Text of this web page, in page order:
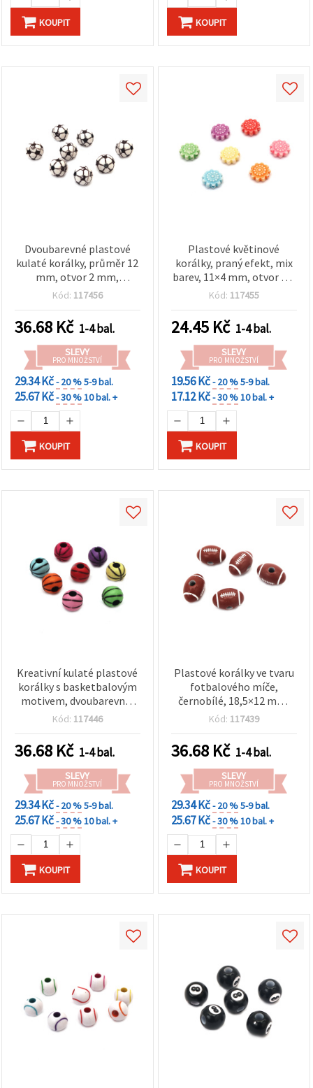
KOUPIT KOUPIT
Dvoubarevné plastové
kulaté korálky, průměr 12
mm, otvor 2 mm,
černobílé, 50 g (~52 ks)
Kód: 117456
36.68 Kč 1-4 bal.
SLEVY
PRO MNOŽSTVÍ
29.34 Kč- 20 %5-9 bal.
25.67 Kč- 30 %10 bal. +
KOUPIT
Plastové květinové
korálky, praný efekt, mix
barev, 11×4 mm, otvor 1,5
mm – 50 g (~140 ks)
Kód: 117455
24.45 Kč 1-4 bal.
SLEVY
PRO MNOŽSTVÍ
19.56 Kč- 20 %5-9 bal.
17.12 Kč- 30 %10 bal. +
KOUPIT
Kreativní kulaté plastové
korálky s basketbalovým
motivem, dvoubarevné,
11 mm, průvlek 3,5 mm –
ideální pro DIY tvoření a
tematické doplňky
Kód: 117446
36.68 Kč 1-4 bal.
SLEVY
PRO MNOŽSTVÍ
29.34 Kč- 20 %5-9 bal.
25.67 Kč- 30 %10 bal. +
KOUPIT
Plastové korálky ve tvaru
fotbalového míče,
černobílé, 18,5×12 mm,
otvor 3,5 mm, 50 g (~38
Kód: 117439
36.68 Kč 1-4 bal.
SLEVY
PRO MNOŽSTVÍ
29.34 Kč- 20 %5-9 bal.
25.67 Kč- 30 %10 bal. +
KOUPIT